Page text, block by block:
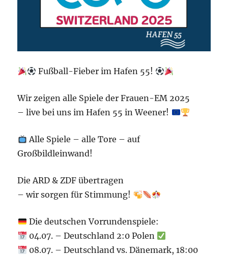
Fußball-Fieber im Hafen 55!
Wir zeigen alle Spiele der Frauen-EM 2025
– live bei uns im Hafen 55 in Weener!
Alle Spiele – alle Tore – auf
Großbildleinwand!
Die ARD & ZDF übertragen
– wir sorgen für Stimmung!
Die deutschen Vorrundenspiele:
04.07. – Deutschland 2:0 Polen
08.07. – Deutschland vs. Dänemark, 18:00